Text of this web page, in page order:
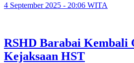
4 September 2025 - 20:06 WITA
RSHD Barabai Kembali
Kejaksaan HST